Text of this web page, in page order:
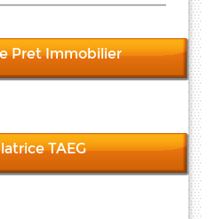
Pret Immobilier
TAEG